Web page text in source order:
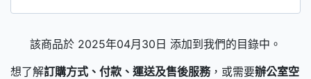
該商品於 2025年04月30日 添加到我們的目錄中。
想了解訂購方式、付款、運送及售後服務，或需要辦公室空